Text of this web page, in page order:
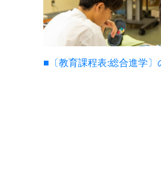
■〔教育課程表:総合進学〕